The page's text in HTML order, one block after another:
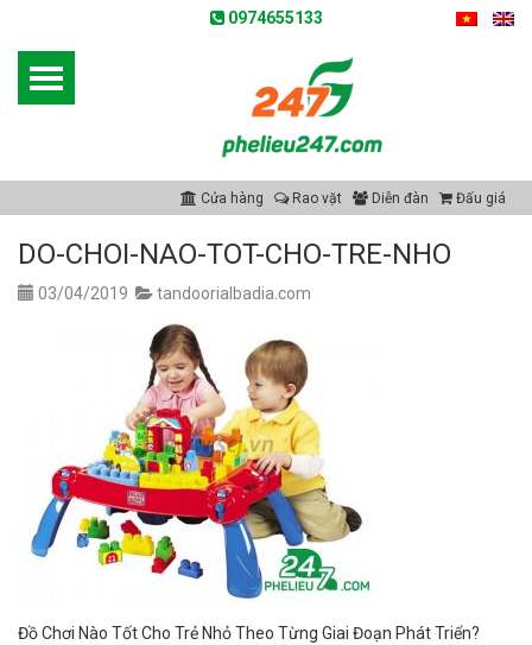
0974655133
Cửa hàng Rao vặt Diễn đàn Đấu giá
DO-CHOI-NAO-TOT-CHO-TRE-NHO
03/04/2019 tandoorialbadia.com
Đồ Chơi Nào Tốt Cho Trẻ Nhỏ Theo Từng Giai Đoạn Phát Triển?